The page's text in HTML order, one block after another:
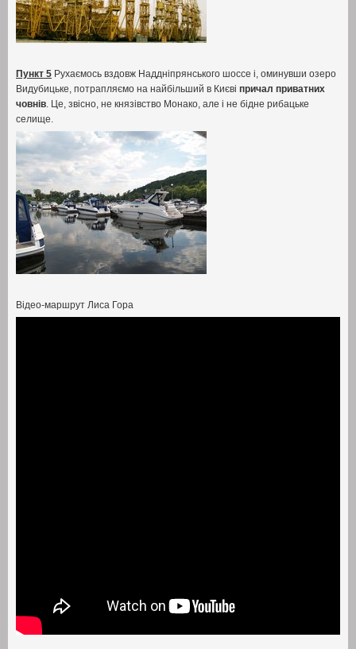
Пункт 5 Рухаємось вздовж Наддніпрянського шоссе і, оминувши озеро
Видубицьке, потрапляємо на найбільший в Києві причал приватних
човнів. Це, звісно, не князівство Монако, але і не бідне рибацьке
селище.
Відео-маршрут Лиса Гора